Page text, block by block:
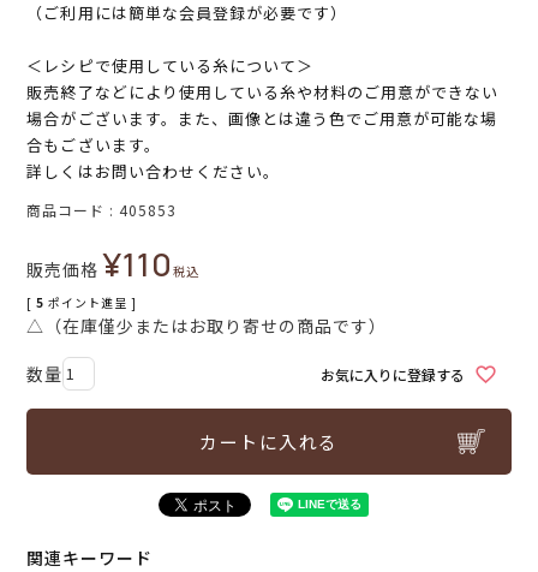
（ご利用には簡単な会員登録が必要です）
＜レシピで使用している糸について＞
販売終了などにより使用している糸や材料のご用意ができない
場合がございます。また、画像とは違う色でご用意が可能な場
合もございます。
詳しくはお問い合わせください。
商品コード 405853
販売価格 ¥110税込
[ 5 ポイント進呈 ]
△（在庫僅少またはお取り寄せの商品です）
お気に入りに登録する
カートに入れる
関連キーワード